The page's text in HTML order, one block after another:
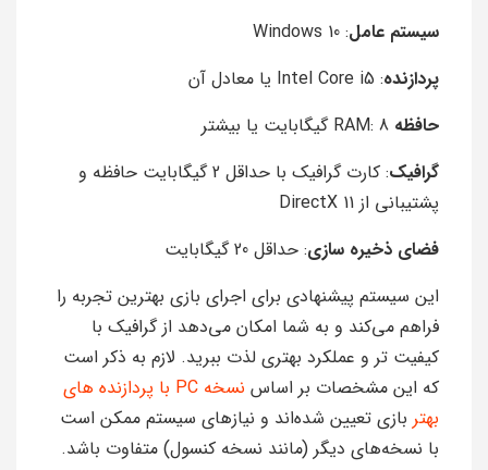
سیستم عامل: Windows 10
پردازنده: Intel Core i5 یا معادل آن
حافظه
گرافیک
: کارت گرافیک با حداقل 2 گیگابایت حافظه و
پشتیبانی از DirectX 11
فضای ذخیره سازی: حداقل 20 گیگابایت
این سیستم پیشنهادی برای اجرای بازی بهترین تجربه را
فراهم می‌کند و به شما امکان می‌دهد از گرافیک با
کیفیت تر و عملکرد بهتری لذت ببرید. لازم به ذکر است
که این مشخصات بر اساس
نسخه PC با پردازنده های
بهتر بازی تعیین شده‌اند و نیازهای سیستم ممکن است
با نسخه‌های دیگر (مانند نسخه کنسول) متفاوت باشد.